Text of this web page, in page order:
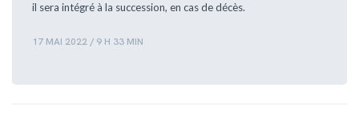
il sera intégré à la succession, en cas de décès.
17 MAI 2022 / 9 H 33 MIN